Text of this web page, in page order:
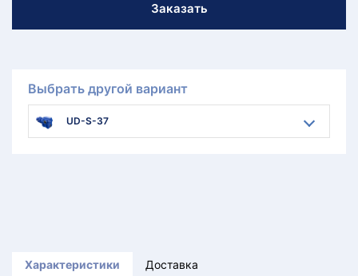
Заказать
Выбрать другой вариант
UD-S-37
Характеристики Доставка